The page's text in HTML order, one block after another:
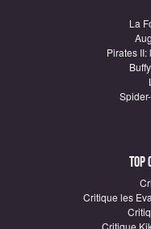
La
Pirates
Top
Critique les
Critique